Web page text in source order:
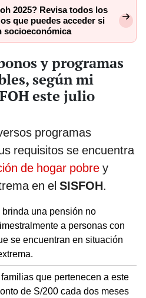
2025? Revisa todos los
que puedes acceder si
socioeconómica
y programas
según mi
este julio
programas
requisitos se encuentra
de hogar pobre y
en el SISFOH.
brinda una pensión no
a personas con
se encuentran en situación
que pertenecen a este
de S/200 cada dos meses